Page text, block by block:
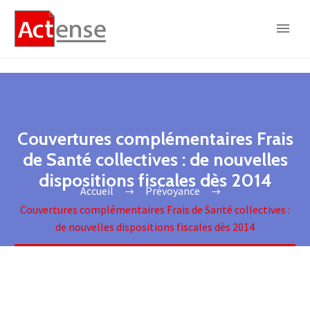
Couvertures complémentaires Frais
de Santé collectives : de nouvelles
dispositions fiscales dès 2014
Accueil
Prévoyance
Couvertures complémentaires Frais de Santé collectives :
de nouvelles dispositions fiscales dès 2014